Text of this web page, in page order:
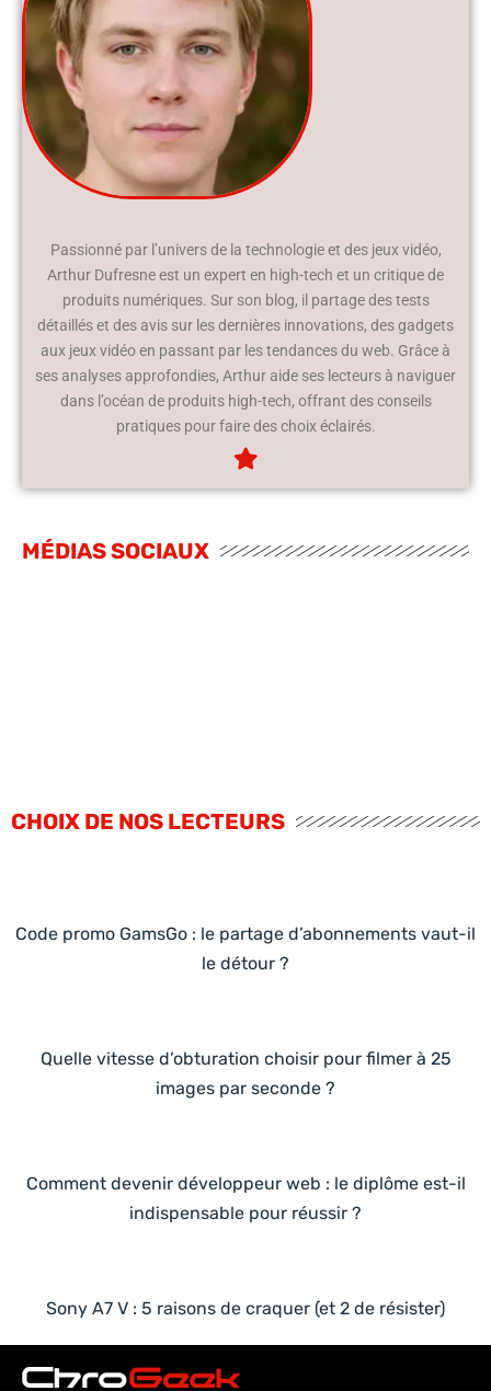
Passionné par l’univers de la technologie et des jeux vidéo,
Arthur Dufresne est un expert en high-tech et un critique de
produits numériques. Sur son blog, il partage des tests
détaillés et des avis sur les dernières innovations, des gadgets
aux jeux vidéo en passant par les tendances du web. Grâce à
ses analyses approfondies, Arthur aide ses lecteurs à naviguer
dans l’océan de produits high-tech, offrant des conseils
pratiques pour faire des choix éclairés.
MÉDIAS SOCIAUX
CHOIX DE NOS LECTEURS
Code promo GamsGo : le partage d’abonnements vaut-il
le détour ?
Quelle vitesse d’obturation choisir pour filmer à 25
images par seconde ?
Comment devenir développeur web : le diplôme est-il
indispensable pour réussir ?
Sony A7 V : 5 raisons de craquer (et 2 de résister)